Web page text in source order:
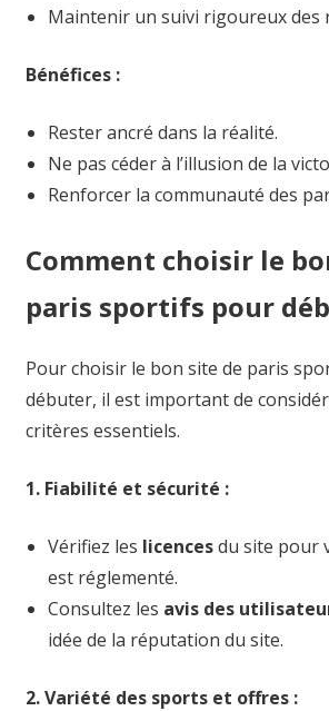
Maintenir un suivi rigoureux des
Bénéfices :
Rester ancré dans la réalité.
Ne pas céder à l’illusion de la
Renforcer la communauté des
Comment choisir le
paris sportifs pour
Pour choisir le bon site de paris
débuter, il est important de
critères essentiels.
1. Fiabilité et sécurité :
Vérifiez les licencesdu site pour
est réglementé.
Consultez les avis des
idée de la réputation du site.
2. Variété des sports et offres :